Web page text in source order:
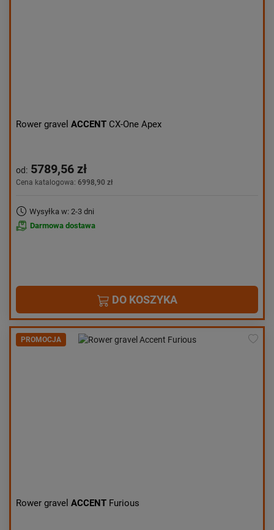
Rower gravel ACCENT CX-One Apex
od: 5789,56 zł
Cena katalogowa: 6998,90 zł
Wysyłka w: 2-3 dni
Darmowa dostawa
DO KOSZYKA
PROMOCJA
Rower gravel ACCENT Furious